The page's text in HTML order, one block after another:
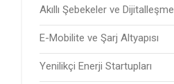
Akıllı Şebekeler ve Dijitalleşme
E-Mobilite ve Şarj Altyapısı
Yenilikçi Enerji Startupları